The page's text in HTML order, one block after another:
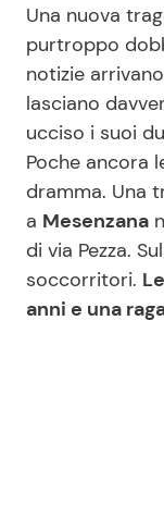
Moda e Style
Mondo Mamma
News
Salute
Viaggi e
Una nuova
purtroppo
notizie
lasciano
ucciso i suoi
Poche ancora
dramma. Una
a Mesenzana
di via Pezza.
soccorritori.
anni e una